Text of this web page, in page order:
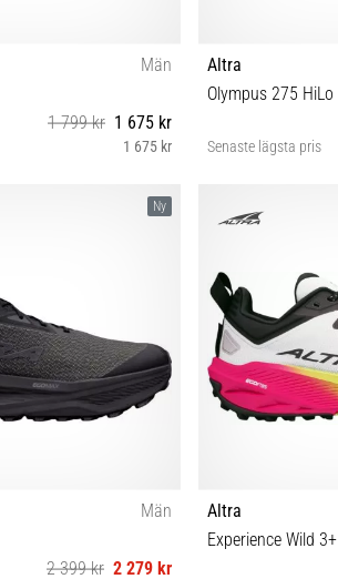
Män
1 799 kr 1 675 kr
1 675 kr
Altra
Olympus 275 HiLo
Senaste lägsta pris
Ny
Män
2 399 kr 2 279 kr
Altra
Experience Wild 3+